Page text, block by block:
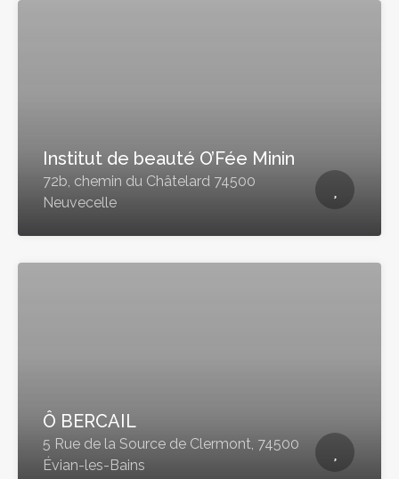
Institut de beauté O’Fée Minin
72b, chemin du Châtelard 74500
Neuvecelle
Ô BERCAIL
5 Rue de la Source de Clermont, 74500
Évian-les-Bains